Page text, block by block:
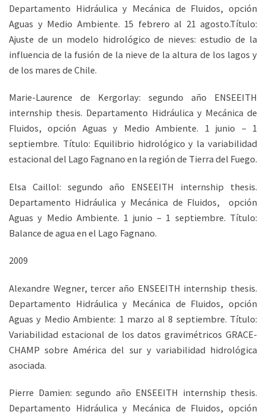
Departamento Hidráulica y Mecánica de Fluidos, opción
Aguas y Medio Ambiente. 15 febrero al 21 agosto.Título:
Ajuste de un modelo hidrológico de nieves: estudio de la
influencia de la fusión de la nieve de la altura de los lagos y
de los mares de Chile.
Marie-Laurence de Kergorlay: segundo año ENSEEITH
internship thesis. Departamento Hidráulica y Mecánica de
Fluidos, opción Aguas y Medio Ambiente. 1 junio – 1
septiembre. Título: Equilibrio hidrológico y la variabilidad
estacional del Lago Fagnano en la región de Tierra del Fuego.
Elsa Caillol: segundo año ENSEEITH internship thesis.
Departamento Hidráulica y Mecánica de Fluidos, opción
Aguas y Medio Ambiente. 1 junio – 1 septiembre. Título:
Balance de agua en el Lago Fagnano.
2009
Alexandre Wegner, tercer año ENSEEITH internship thesis.
Departamento Hidráulica y Mecánica de Fluidos, opción
Aguas y Medio Ambiente: 1 marzo al 8 septiembre. Título:
Variabilidad estacional de los datos gravimétricos GRACE-
CHAMP sobre América del sur y variabilidad hidrológica
asociada.
Pierre Damien: segundo año ENSEEITH internship thesis.
Departamento Hidráulica y Mecánica de Fluidos, opción